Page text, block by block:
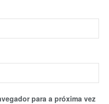
para a próxima vez